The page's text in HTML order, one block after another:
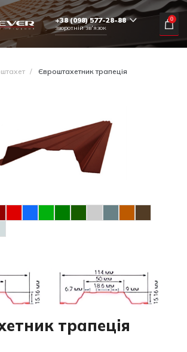
+38 (098) 577-28-88
зворотній зв'язок
0
/ Євроштахетник трапеція
трапеція